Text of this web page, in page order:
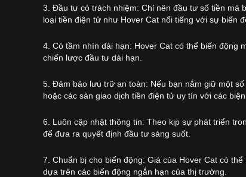
3. Đầu tư có trách nhiệm: Chỉ nên đầu tư số tiền mà
loại tiền điện tử như Hover Cat nổi tiếng với sự biến
4. Có tầm nhìn dài hạn: Hover Cat có thể biến động
chiến lược đầu tư dài hạn.
5. Đảm bảo lưu trữ an toàn: Nếu bạn nắm giữ một
hoặc các sàn giao dịch tiền điện tử uy tín với các
6. Luôn cập nhật thông tin: Theo kịp sự phát triển
để đưa ra quyết định đầu tư sáng suốt.
7. Chuẩn bị cho biến động: Giá của Hover Cat có
dựa trên các biến động ngắn hạn của thị trường.